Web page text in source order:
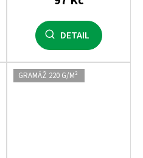
DETAIL
GRAMÁŽ 220 G/M²